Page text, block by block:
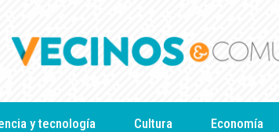
y tecnología Cultura Economía